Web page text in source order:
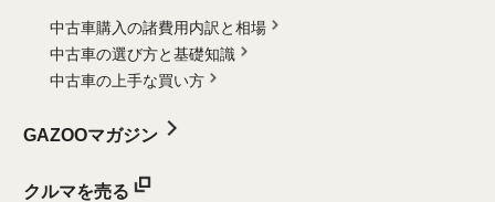
中古車購入の諸費用内訳と相場
中古車の選び方と基礎知識
中古車の上手な買い方
GAZOOマガジン
クルマを売る